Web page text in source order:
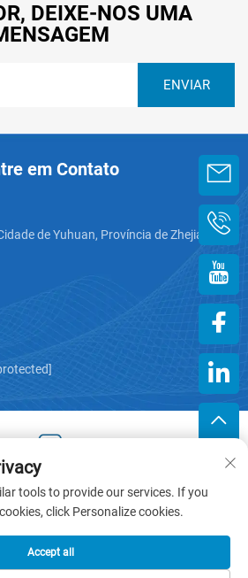
DEIXE-NOS UMA
em Contato
de Yuhuan, Província de Zhejiang,
Hengjiang Plastic Co., Ltd. -
tools to provide our services. If you
click Personalize cookies.
Accept all